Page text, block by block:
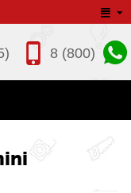
8 (800)